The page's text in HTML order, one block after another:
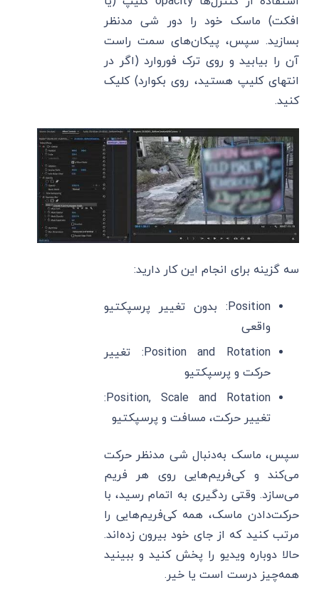
افکت) ماسک خود را دور شی مدنظر
بسازید. سپس، پیکان‌های سمت راست
آن را بیابید و روی ترک فوروارد (اگر در
انتهای کلیپ هستید، روی بکوارد) کلیک
کنید.
سه گزینه برای انجام این کار دارید:
Position: بدون تغییر پرسپکتیو
واقعی
Position and Rotation: تغییر
حرکت و پرسپکتیو
Position, Scale and Rotation:
تغییر حرکت، مسافت و پرسپکتیو
سپس، ماسک به‌دنبال شی مدنظر حرکت
می‌کند و کی‌فریم‌هایی روی هر فریم
می‌سازد. وقتی ردگیری به اتمام رسید، با
حرکت‌دادن ماسک، همه کی‌فریم‌هایی را
مرتب کنید که از جای خود بیرون زده‌اند.
حالا دوباره ویدیو را پخش کنید و ببینید
همه‌چیز درست است یا خیر.